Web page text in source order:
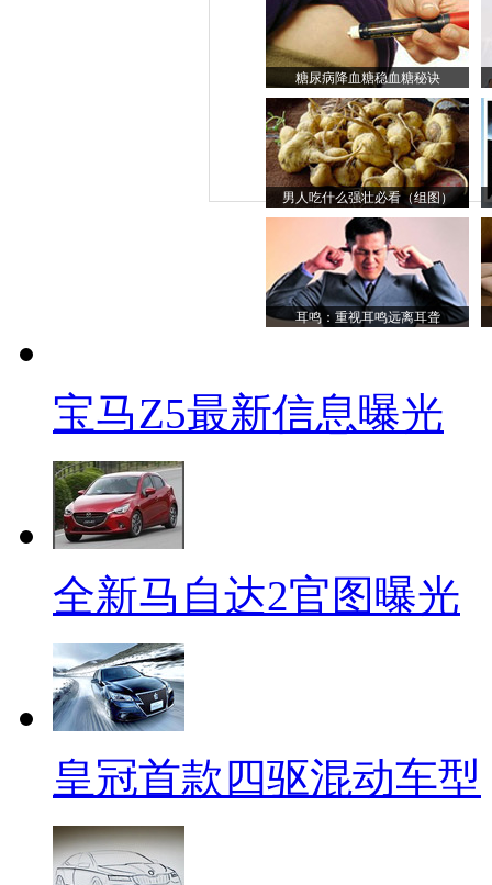
糖尿病降血糖稳血糖秘诀
男人吃什么强壮必看（组图）
耳鸣：重视耳鸣远离耳聋
宝马Z5最新信息曝光
全新马自达2官图曝光
皇冠首款四驱混动车型